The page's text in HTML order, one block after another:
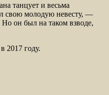
танцует и весьма
свою молодую невесту, —
он был на таком взводе,
2017 году.